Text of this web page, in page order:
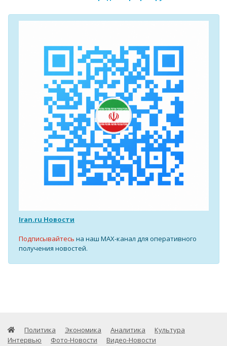
Iran.ru Новости
Подписывайтесь на наш MAX-канал для оперативного
получения новостей.
Политика Экономика Аналитика
Культура
Интервью
Фото-Новости
Видео-Новости